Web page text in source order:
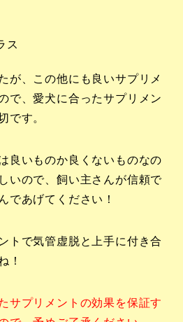
ス
が、この他にも良いサプリメ
で、愛犬に合ったサプリメン
です。
良いものか良くないものなの
いので、飼い主さんが信頼で
であげてください！
トで気管虚脱と上手に付き合
！
サプリメントの効果を保証す